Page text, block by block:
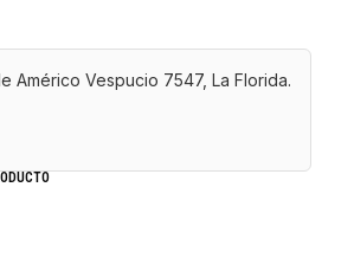
Américo Vespucio 7547, La Florida.